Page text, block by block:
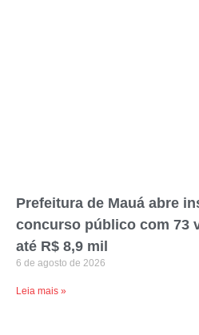
Prefeitura de Mauá abre
concurso público com 73
até R$ 8,9 mil
6 de agosto de 2026
Leia mais »